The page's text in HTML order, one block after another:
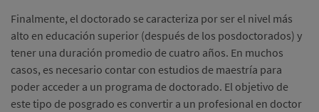
Finalmente, el doctorado se caracteriza por ser el nivel más
alto en educación superior (después de los posdoctorados) y
tener una duración promedio de cuatro años. En muchos
casos, es necesario contar con estudios de maestría para
poder acceder a un programa de doctorado. El objetivo de
este tipo de posgrado es convertir a un profesional en doctor